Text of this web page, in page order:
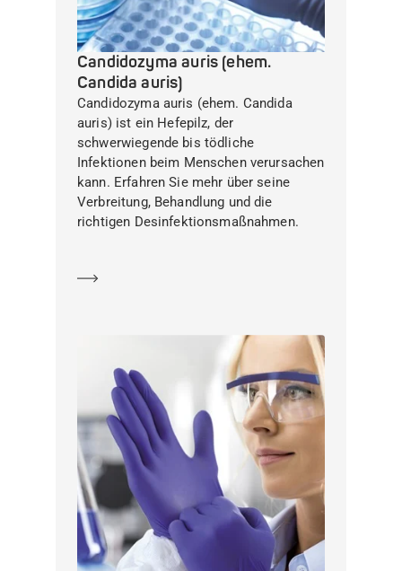
Candidozyma auris (ehem.
Candida auris)
Candidozyma auris (ehem. Candida
auris) ist ein Hefepilz, der
schwerwiegende bis tödliche
Infektionen beim Menschen verursachen
kann. Erfahren Sie mehr über seine
Verbreitung, Behandlung und die
richtigen Desinfektionsmaßnahmen.